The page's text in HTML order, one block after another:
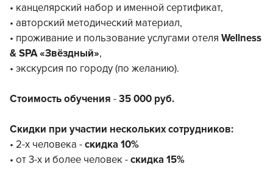
• канцелярский набор и именной сертификат,
• авторский методический материал,
• проживание и пользование услугами отеля Wellness
& SPA «Звёздный»,
• экскурсия по городу (по желанию).
Стоимость обучения - 35 000 руб.
Скидки при участии нескольких сотрудников:
• 2-х человека - скидка 10%
• от 3-х и более человек - скидка 15%